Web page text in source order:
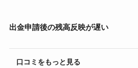
出金申請後の残高反映が遅い
口コミをもっと見る